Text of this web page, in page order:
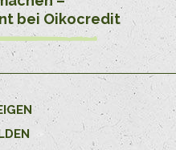
bei Oikocredit